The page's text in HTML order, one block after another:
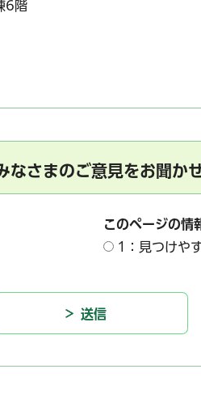
6階
なさまのご意見をお聞か
このページの情
1：見つけや